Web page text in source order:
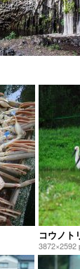
コウノト
3872×2592